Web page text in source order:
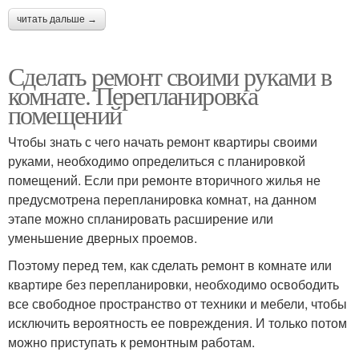
читать дальше →
Сделать ремонт своими руками в
комнате. Перепланировка
помещений
Чтобы знать с чего начать ремонт квартиры своими
руками, необходимо определиться с планировкой
помещений. Если при ремонте вторичного жилья не
предусмотрена перепланировка комнат, на данном
этапе можно спланировать расширение или
уменьшение дверных проемов.
Поэтому перед тем, как сделать ремонт в комнате или
квартире без перепланировки, необходимо освободить
все свободное пространство от техники и мебели, чтобы
исключить вероятность ее повреждения. И только потом
можно приступать к ремонтным работам.